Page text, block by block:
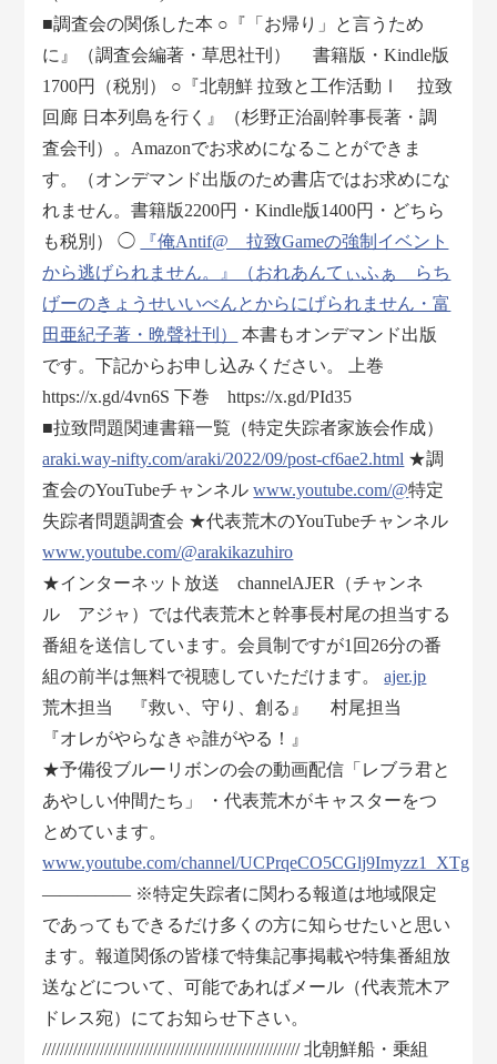
■調査会の関係した本 ○『「お帰り」と言うため
に』（調査会編著・草思社刊） 書籍版・Kindle版
1700円（税別） ○『北朝鮮 拉致と工作活動Ⅰ 拉致
回廊 日本列島を行く』（杉野正治副幹事長著・調
査会刊）。Amazonでお求めになることができま
す。（オンデマンド出版のため書店ではお求めにな
れません。書籍版2200円・Kindle版1400円・どちら
も税別） ◯
『俺Antif@ 拉致Gameの強制イベント
から逃げられません。』（おれあんてぃふぁ らち
げーのきょうせいいべんとからにげられません・富
田亜紀子著・晩聲社刊）
本書もオンデマンド出版
です。下記からお申し込みください。 上巻
https://x.gd/4vn6S 下巻 https://x.gd/PId35
■拉致問題関連書籍一覧（特定失踪者家族会作成）
araki.way-nifty.com/araki/2022/09/post-cf6ae2.html ★調
査会のYouTubeチャンネルwww.youtube.com/@特定
失踪者問題調査会 ★代表荒木のYouTubeチャンネル
www.youtube.com/@arakikazuhiro
★インターネット放送 channelAJER（チャンネ
ル アジャ）では代表荒木と幹事長村尾の担当する
番組を送信しています。会員制ですが1回26分の番
組の前半は無料で視聴していただけます。ajer.jp
荒木担当 『救い、守り、創る』 村尾担当
『オレがやらなきゃ誰がやる！』
★予備役ブルーリボンの会の動画配信「レブラ君と
あやしい仲間たち」 ・代表荒木がキャスターをつ
とめています。
www.youtube.com/channel/UCPrqeCO5CGlj9Imyzz1_XTg
――――― ※特定失踪者に関わる報道は地域限定
であってもできるだけ多くの方に知らせたいと思い
ます。報道関係の皆様で特集記事掲載や特集番組放
送などについて、可能であればメール（代表荒木ア
ドレス宛）にてお知らせ下さい。
////////////////////////////////////////////////////////// 北朝鮮船・乗組